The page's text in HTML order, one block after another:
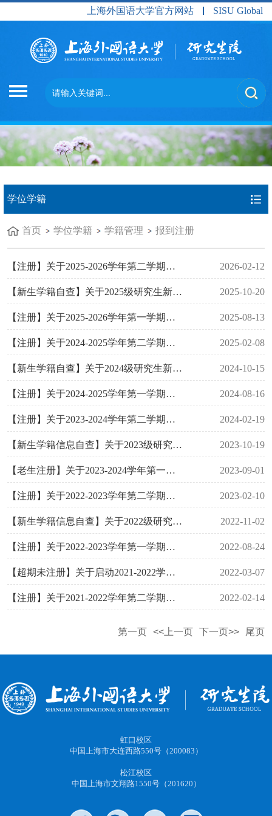
上海外国语大学官方网站 SISU Global
学位学籍
首页 学位学籍 学籍管理 报到注册
【注册】关于2025-2026学年第二学期研究生注册工作的通知 2026-02-12
【新生学籍自查】关于2025级研究生新生学信网学籍信息自查的通知 2025-10-20
【注册】关于2025-2026学年第一学期研究生（老生）注册工作的通知 （研通〔2025〕7号） 2025-08-13
【注册】关于2024-2025学年第二学期研究生注册工作的通知 2025-02-08
【新生学籍自查】关于2024级研究生新生学籍信息自查的通知 2024-10-15
【注册】关于2024-2025学年第一学期研究生（老生）注册工作的通知 2024-08-16
【注册】关于2023-2024学年第二学期研究生注册工作的通知 2024-02-19
【新生学籍信息自查】关于2023级研究生新生学籍信息自查的通知 2023-10-19
【老生注册】关于2023-2024学年第一学期研究生（老生） 注册工作的通知 2023-09-01
【注册】关于2022-2023学年第二学期研究生注册工作的通知 2023-02-10
【新生学籍信息自查】关于2022级研究生新生学籍信息自查的通知 2022-11-02
【注册】关于2022-2023学年第一学期研究生注册工作的通知 2022-08-24
【超期未注册】关于启动2021-2022学年第二学期超过学校规定期限未注册而又未履行暂缓注册手续的研究生退学处理工作的通知 2022-03-07
【注册】关于2021-2022学年第二学期研究生注册工作的通知 2022-02-14
第一页 <<上一页 下一页>> 尾页
虹口校区
中国上海市大连西路550号（200083）
松江校区
中国上海市文翔路1550号（201620）